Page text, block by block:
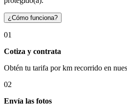
¿Cómo funciona?
01
Cotiza y contrata
Obtén tu tarifa por km recorrido en
02
Envía las fotos